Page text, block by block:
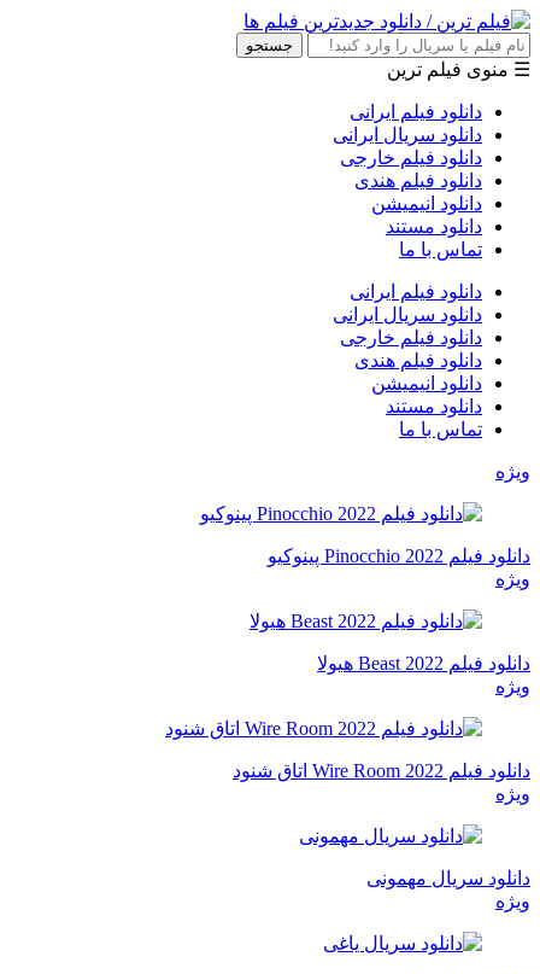
جستجو
☰ منوی فیلم ترین
دانلود فیلم ایرانی
دانلود سریال ایرانی
دانلود فیلم خارجی
دانلود فیلم هندی
دانلود انیمیشن
دانلود مستند
تماس با ما
دانلود فیلم ایرانی
دانلود سریال ایرانی
دانلود فیلم خارجی
دانلود فیلم هندی
دانلود انیمیشن
دانلود مستند
تماس با ما
ویژه
دانلود فیلم Pinocchio 2022 پینوکیو
ویژه
دانلود فیلم Beast 2022 هیولا
ویژه
دانلود فیلم Wire Room 2022 اتاق شنود
ویژه
دانلود سریال مهمونی
ویژه